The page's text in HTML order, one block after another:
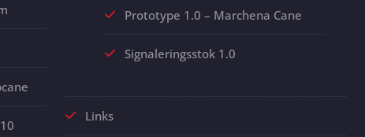
Prototype 1.0 – Marchena Cane
Signaleringsstok 1.0
Links